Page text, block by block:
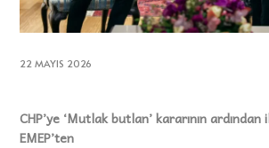
22 MAYIS 2026
CHP’ye ‘Mutlak butlan’ kararının
EMEP’ten